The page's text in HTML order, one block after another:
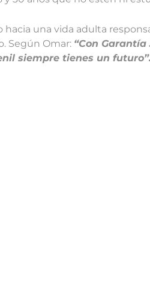
una vida adulta
Según Omar: “Con
siempre tienes un futuro”.